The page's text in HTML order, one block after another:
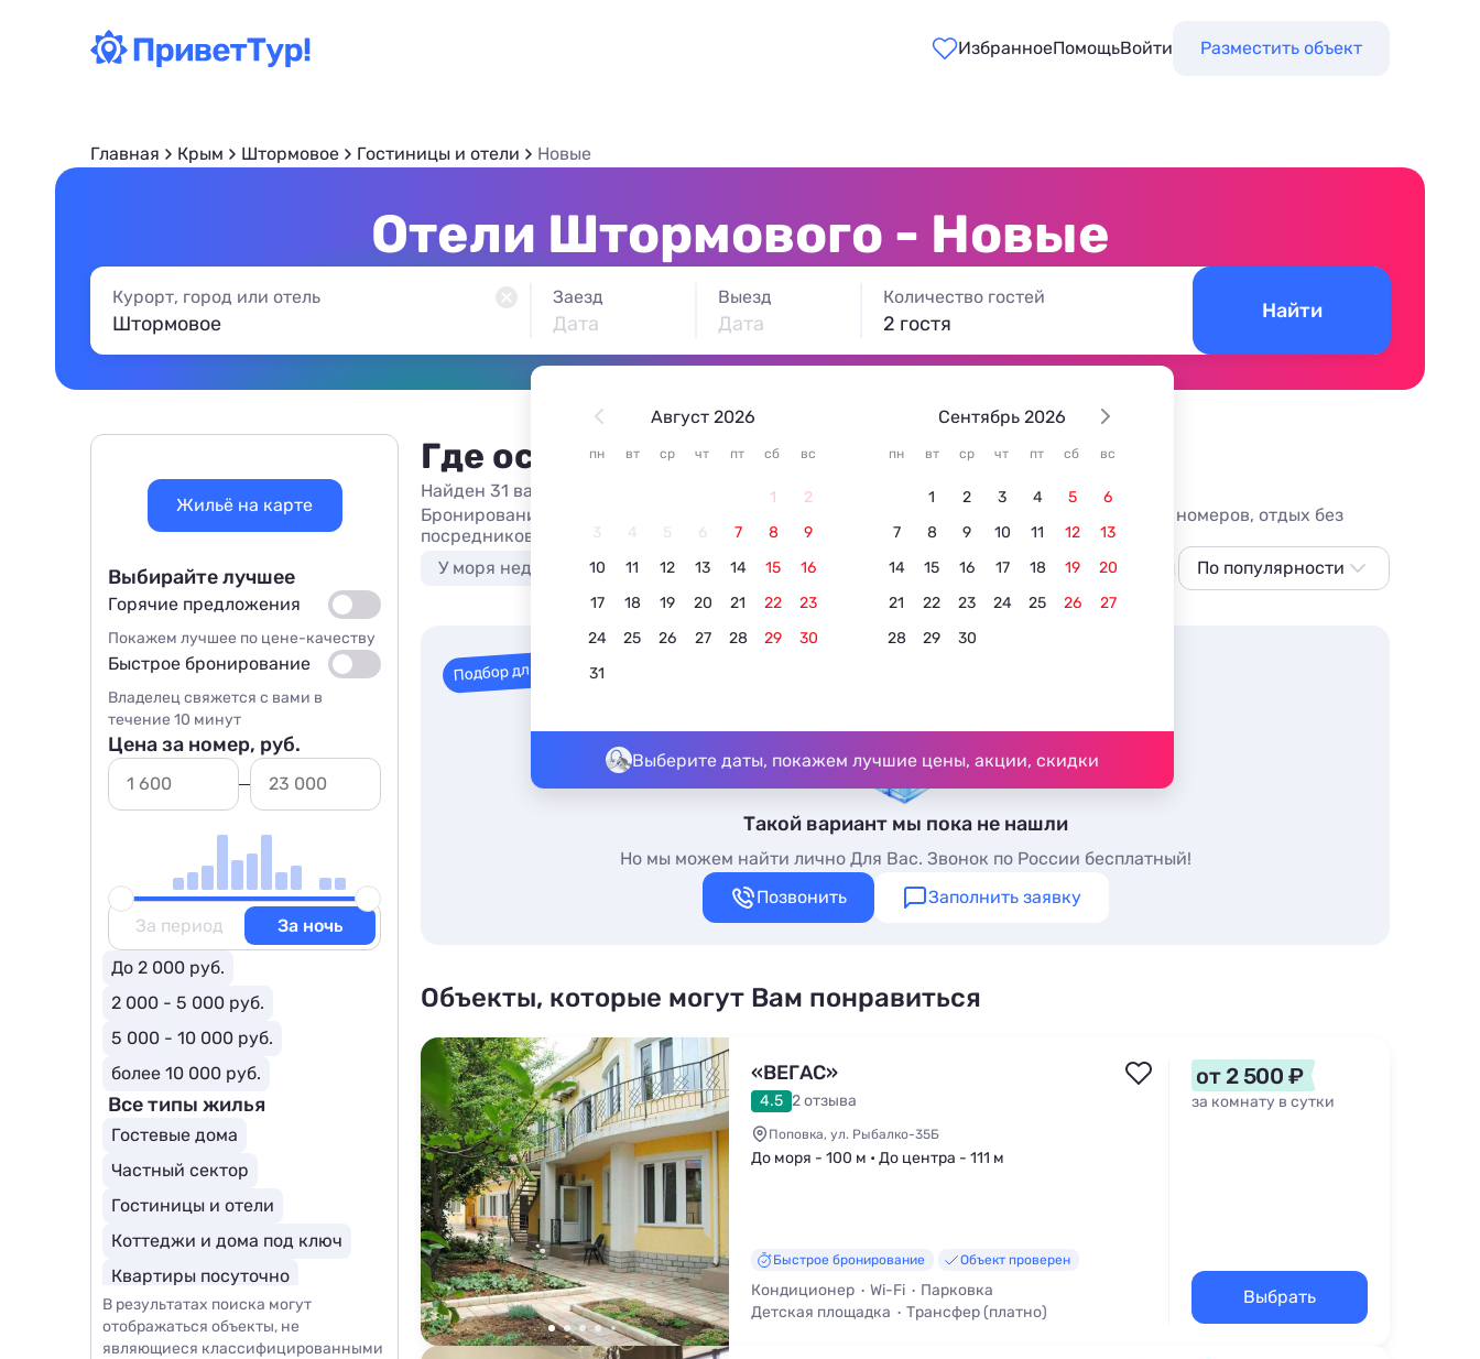
ИзбранноеПомощьВойти Разместить объект
Главная Крым Штормовое Гостиницы и отели Новые
Отели Штормового - Новые
Курорт, город или отель Заезд
Дата
Выезд
Дата
Август 2026
пн вт ср чт пт сб вс
1
2
3
4 5 6 7 8
9
10
11 12 13 14 15
16
17
18 19 20 21 22
23
24
25 26 27 28 29
30
31
Сентябрь 2026
пн вт ср чт пт сб вс
1 2 3 4 5
6
7
8 9 10 11 12
13
14
15 16 17 18 19
20
21
22 23 24 25 26
27
28
29 30
Выберите даты, покажем лучшие цены, акции, скидки
Количество гостей
2 гостя
Найти
Где остановиться в Штормовом
Найден 31 вариант жилья из 31
Бронирование новых отелей в 2026. Новые гостиницы Штормового, цены, отзывы, фото номеров, отдых без
посредников.
У моря недорого
У моря С бассейном Недорого С питанием В центре Для отдыха с детьми
По популярности
Подбор для вас
Такой вариант мы пока не нашли
Но мы можем найти лично Для Вас. Звонок по России бесплатный!
Позвонить
Заполнить заявку
Объекты, которые могут Вам понравиться
«ВЕГАС»
4.5 2 отзыва
Поповка, ул. Рыбалко-35Б
До моря - 100 м • До центра - 111 м
Быстрое бронирование Объект проверен
Кондиционер Wi-Fi
Парковка
Детская площадка
Трансфер (платно)
от 2 500 ₽
за комнату в сутки
Выбрать
Жильё на карте
Выбирайте лучшее
Горячие предложения
Покажем лучшее по цене-качеству
Быстрое бронирование
Владелец свяжется с вами в
течение 10 минут
Цена за номер, руб.
За период
За ночь
До 2 000 руб.
2 000 - 5 000 руб.
5 000 - 10 000 руб.
более 10 000 руб.
Все типы жилья
Гостевые дома
Частный сектор
Гостиницы и отели
Коттеджи и дома под ключ
Квартиры посуточно
Базы отдыха
Комнаты
Мини-отели
Бутик-отели
В результатах поиска могут
отображаться объекты, не
являющиеся классифицированными